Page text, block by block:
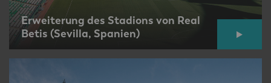
Erweiterung des Stadions von Real
Betis (Sevilla, Spanien)